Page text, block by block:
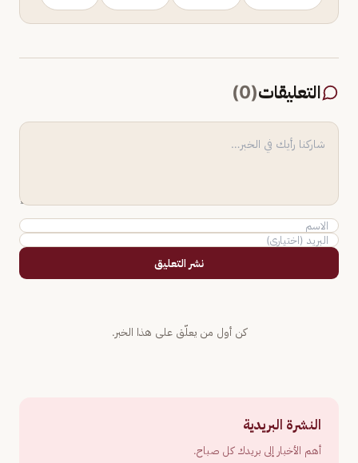
التعليقات(
0
)
نشر التعليق
كن أول من يعلّق على هذا الخبر.
النشرة البريدية
أهم الأخبار إلى بريدك كل صباح.